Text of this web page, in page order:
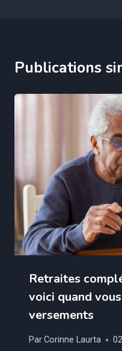
Publications
Retraites
voici quand
versements
ParCorinne Laurta